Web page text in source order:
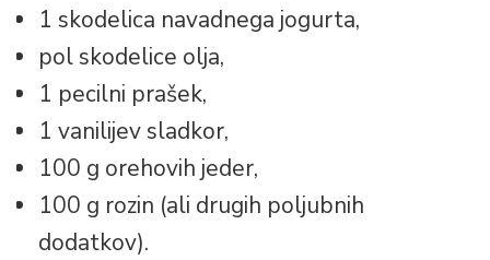
1 skodelica navadnega jogurta,
pol skodelice olja,
1 pecilni prašek,
1 vanilijev sladkor,
100 g orehovih jeder,
100 g rozin (ali drugih poljubnih
dodatkov).